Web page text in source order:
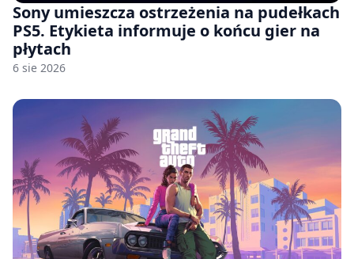
Sony umieszcza ostrzeżenia na pudełkach
PS5. Etykieta informuje o końcu gier na
płytach
6 sie 2026